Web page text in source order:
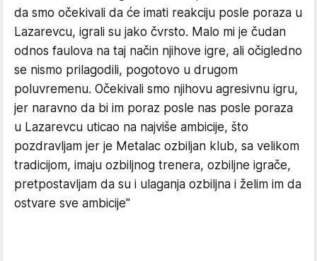
da smo očekivali da će imati reakciju posle poraza u
Lazarevcu, igrali su jako čvrsto. Malo mi je čudan
odnos faulova na taj način njihove igre, ali očigledno
se nismo prilagodili, pogotovo u drugom
poluvremenu. Očekivali smo njihovu agresivnu igru,
jer naravno da bi im poraz posle nas posle poraza
u Lazarevcu uticao na najviše ambicije, što
pozdravljam jer je Metalac ozbiljan klub, sa velikom
tradicijom, imaju ozbiljnog trenera, ozbiljne igrače,
pretpostavljam da su i ulaganja ozbiljna i želim im da
ostvare sve ambicije"